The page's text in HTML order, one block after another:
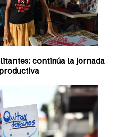
continúa la jornada